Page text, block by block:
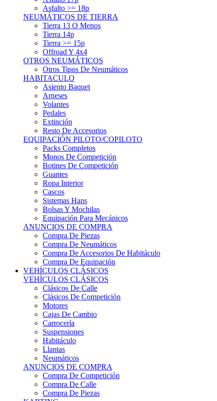
NEUMÁTICOS DE TIERRA
Tierra 13 O Menos
Tierra 14p
Tierra >= 15p
Offroad Y 4x4
OTROS NEUMÁTICOS
Otros Tipos De Neumáticos
HABITACULO
Asiento Baquet
Arneses
Volantes
Pedales
Extinción
Resto De Accesorios
EQUIPACIÓN PILOTO/COPILOTO
Packs Completos
Monos De Competición
Botines De Competición
Guantes
Ropa Interior
Cascos
Sistemas Hans
Bolsas Y Mochilas
Equipación Para Mecánicos
ANUNCIOS DE COMPRA
Compra De Piezas
Compra De Neumáticos
Compra De Accesorios De Habitáculo
Compra De Equipación
VEHÍCULOS CLÁSICOS
VEHÍCULOS CLÁSICOS
Clásicos De Calle
Clásicos De Competición
Motores
Cajas De Cambio
Carrocería
Suspensiones
Habitáculo
Llantas
Neumáticos
ANUNCIOS DE COMPRA
Compra De Competición
Compra De Calle
Compra De Piezas
KARTING
KARTING